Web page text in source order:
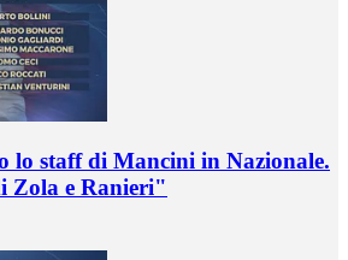
lo staff di Mancini in Nazionale.
Zola e Ranieri"